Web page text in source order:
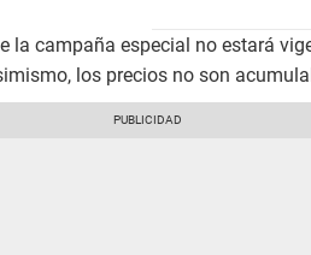
la campaña especial no estará
los precios no son